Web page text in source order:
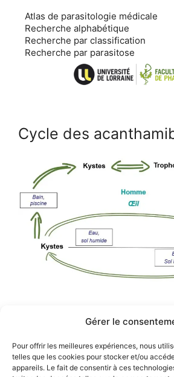
Gérer le
Pour offrir les meilleures expériences, nous
telles que les cookies pour stocker et/ou
appareils. Le fait de consentir à ces
contenu
Atlas de parasitologie médicale
Recherche alphabétique
Recherche par classification
Recherche par parasitose
Cycle des
2026 © Atlas de parasitologie
Aide à la navigation•Plan du site•
Politiques de